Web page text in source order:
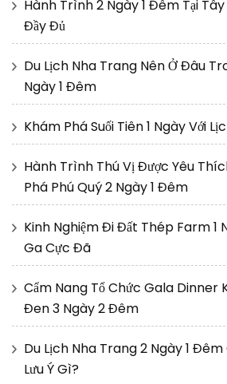
Hành Trình 2 Ngày 1 Đêm Tại
Đầy Đủ
Du Lịch Nha Trang Nên Ở Đâu
Ngày 1 Đêm
Khám Phá Suối Tiên 1 Ngày Với
Hành Trình Thú Vị Được Yêu
Phá Phú Quý 2 Ngày 1 Đêm
Kinh Nghiệm Đi Đất Thép Farm 1
Ga Cực Đã
Cẩm Nang Tổ Chức Gala Dinner
Đen 3 Ngày 2 Đêm
Du Lịch Nha Trang 2 Ngày 1 Đêm
Lưu Ý Gì?